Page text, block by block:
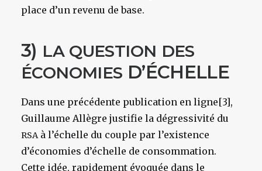
place d’un revenu de base.
3) LA QUESTION DES
ÉCONOMIES D’ÉCHELLE
Dans une précédente publication en ligne[3],
Guillaume Allègre justifie la dégressivité du
RSAà l’échelle du couple par l’existence
d’économies d’échelle de consommation.
Cette idée, rapidement évoquée dans le